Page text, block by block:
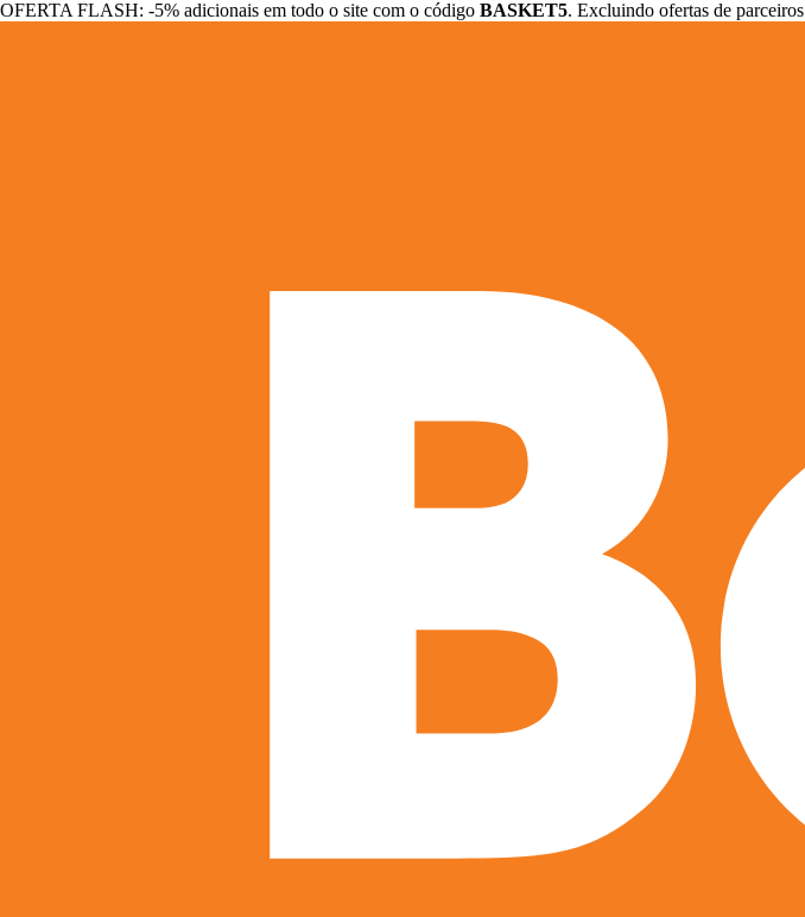
OFERTA FLASH: -5% adicionais em todo o site com o código BASKET5. Excluindo ofertas de parceiros